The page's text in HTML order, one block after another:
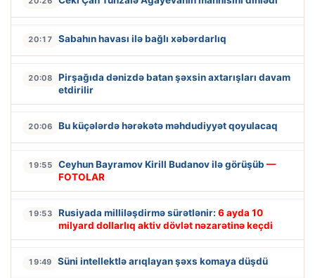
20:17 Sabahın havası ilə bağlı xəbərdarlıq
20:08
Pirşağıda dənizdə batan şəxsin axtarışları davam
etdirilir
20:06 Bu küçələrdə hərəkətə məhdudiyyət qoyulacaq
19:55 Ceyhun Bayramov Kirill Budanov ilə görüşüb —
FOTOLAR
19:53 Rusiyada milliləşdirmə sürətlənir: 6 ayda 10
milyard dollarlıq aktiv dövlət nəzarətinə keçdi
19:49 Süni intellektlə arıqlayan şəxs komaya düşdü